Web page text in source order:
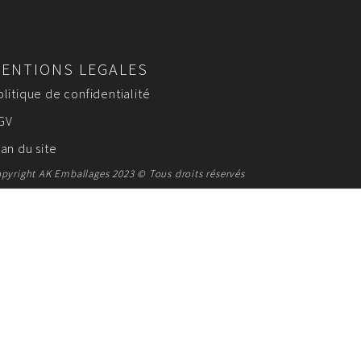
LEGALES
de confidentialité
du site
AK Emballages 2023 © Tous droits réservés